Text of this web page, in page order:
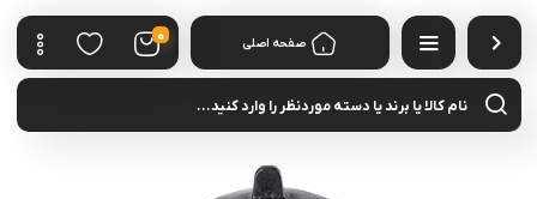
صفحه اصلی 0